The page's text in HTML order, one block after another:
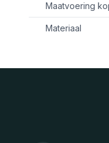
Maatvoering
Materiaal